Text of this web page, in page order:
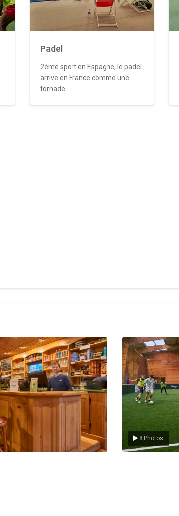
Padel
2ème sport en Espagne, le padel
arrive en France comme une
tornade...
8 Photos
Le foot en salle